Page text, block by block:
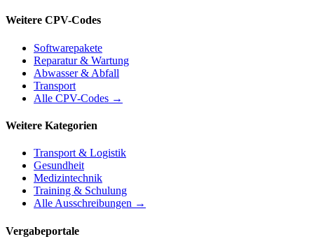
Weitere CPV-Codes
Softwarepakete
Reparatur & Wartung
Abwasser & Abfall
Transport
Alle CPV-Codes →
Weitere Kategorien
Transport & Logistik
Gesundheit
Medizintechnik
Training & Schulung
Alle Ausschreibungen →
Vergabeportale